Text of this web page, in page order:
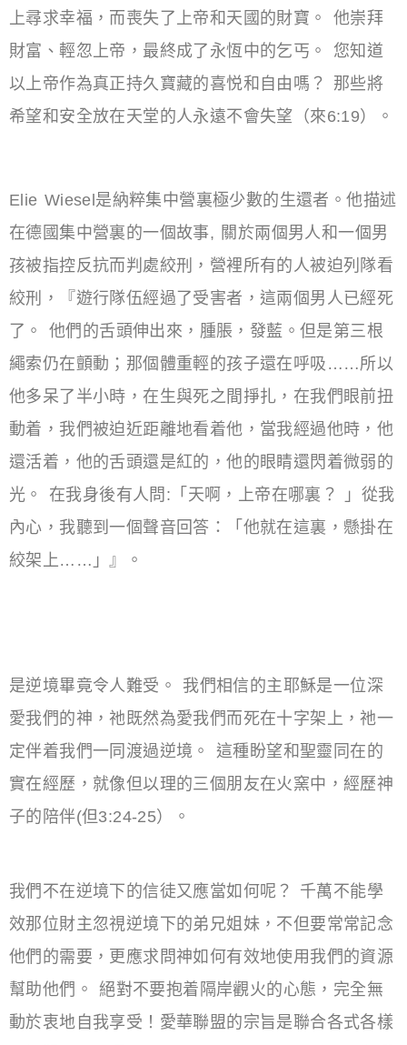
上尋求幸福，而喪失了上帝和天國的財寶。 他崇拜
財富、輕忽上帝，最終成了永恆中的乞丐。 您知道
以上帝作為真正持久寶藏的喜悦和自由嗎？ 那些將
希望和安全放在天堂的人永遠不會失望（來6:19）。
Elie Wiesel是納粹集中營裏極少數的生還者。他描述
在德國集中營裏的一個故事, 關於兩個男人和一個男
孩被指控反抗而判處絞刑，營裡所有的人被迫列隊看
絞刑，『遊行隊伍經過了受害者，這兩個男人已經死
了。 他們的舌頭伸出來，腫脹，發藍。但是第三根
繩索仍在顫動；那個體重輕的孩子還在呼吸……所以
他多呆了半小時，在生與死之間掙扎，在我們眼前扭
動着，我們被迫近距離地看着他，當我經過他時，他
還活着，他的舌頭還是紅的，他的眼睛還閃着微弱的
光。 在我身後有人問:「天啊，上帝在哪裏？ 」從我
內心，我聽到一個聲音回答：「他就在這裏，懸掛在
絞架上……」』。
是逆境畢竟令人難受。 我們相信的主耶穌是一位深
愛我們的神，祂既然為愛我們而死在十字架上，祂一
定伴着我們一同渡過逆境。 這種盼望和聖靈同在的
實在經歷，就像但以理的三個朋友在火窯中，經歷神
子的陪伴(但3:24-25）。
我們不在逆境下的信徒又應當如何呢？ 千萬不能學
效那位財主忽視逆境下的弟兄姐妹，不但要常常記念
他們的需要，更應求問神如何有效地使用我們的資源
幫助他們。 絕對不要抱着隔岸觀火的心態，完全無
動於衷地自我享受！愛華聯盟的宗旨是聯合各式各樣